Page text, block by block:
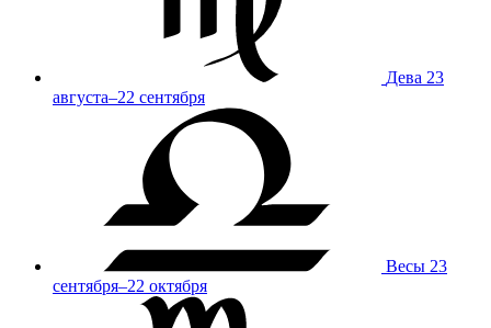
Дева 23
августа–22 сентября
Весы 23
сентября–22 октября